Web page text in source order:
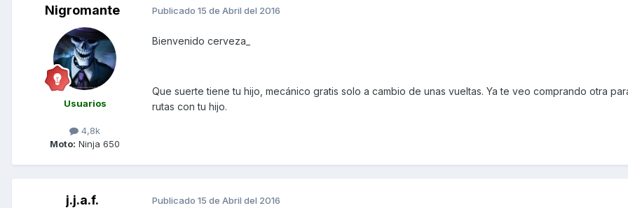
Nigromante
Usuarios
4,8k
Moto: Ninja 650
Publicado 15 de Abril del 2016
Bienvenido cerveza_
Que suerte tiene tu hijo, mecánico gratis solo a cambio de unas vueltas. Ya te veo comprando otra
rutas con tu hijo.
j.j.a.f. Publicado 15 de Abril del 2016